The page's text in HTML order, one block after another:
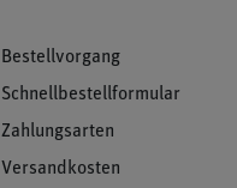
Bestellvorgang
Schnellbestellformular
Zahlungsarten
Versandkosten